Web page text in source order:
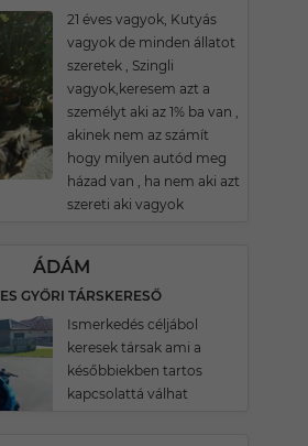
21 éves vagyok, Kutyás
vagyok de minden állatot
szeretek , Szingli
vagyok,keresem azt a
személyt aki az 1% ba van ,
akinek nem az számít
hogy milyen autód meg
házad van , ha nem aki azt
szereti aki vagyok
ÁDÁM
GYŐRI TÁRSKERESŐ
Ismerkedés céljábol
keresek társak ami a
későbbiekben tartos
kapcsolattá válhat